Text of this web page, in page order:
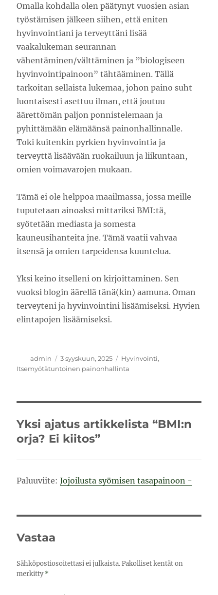
Omalla kohdalla olen päätynyt vuosien asian
työstämisen jälkeen siihen, että eniten
hyvinvointiani ja terveyttäni lisää
vaakalukeman seurannan
vähentäminen/välttäminen ja ”biologiseen
hyvinvointipainoon” tähtääminen. Tällä
tarkoitan sellaista lukemaa, johon paino suht
luontaisesti asettuu ilman, että joutuu
äärettömän paljon ponnistelemaan ja
pyhittämään elämäänsä painonhallinnalle.
Toki kuitenkin pyrkien hyvinvointia ja
terveyttä lisäävään ruokailuun ja liikuntaan,
omien voimavarojen mukaan.
Tämä ei ole helppoa maailmassa, jossa meille
tuputetaan ainoaksi mittariksi BMI:tä,
syötetään mediasta ja somesta
kauneusihanteita jne. Tämä vaatii vahvaa
itsensä ja omien tarpeidensa kuuntelua.
Yksi keino itselleni on kirjoittaminen. Sen
vuoksi blogin äärellä tänä(kin) aamuna. Oman
terveyteni ja hyvinvointini lisäämiseksi. Hyvien
elintapojen lisäämiseksi.
Kirjoittaja
admin Julkaistu
3 syyskuun, 2025 Kategoriat
Hyvinvointi,
Itsemyötätuntoinen painonhallinta
Yksi ajatus artikkelista “BMI:n
orja? Ei kiitos”
Paluuviite:Jojoilusta syömisen tasapainoon -
Vastaa
Sähköpostiosoitettasi ei julkaista. Pakolliset kentät on
merkitty*